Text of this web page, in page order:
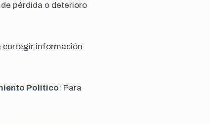
de pérdida o deterioro
corregir información
Político: Para